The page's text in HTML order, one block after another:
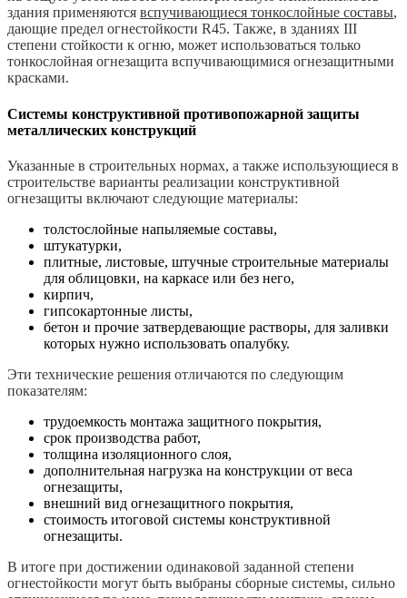
здания применяются вспучивающиеся тонкослойные составы,
дающие предел огнестойкости R45. Также, в зданиях III
степени стойкости к огню, может использоваться только
тонкослойная огнезащита вспучивающимися огнезащитными
красками.
Системы конструктивной противопожарной защиты
металлических конструкций
Указанные в строительных нормах, а также использующиеся в
строительстве варианты реализации конструктивной
огнезащиты включают следующие материалы:
толстослойные напыляемые составы,
штукатурки,
плитные, листовые, штучные строительные материалы
для облицовки, на каркасе или без него,
кирпич,
гипсокартонные листы,
бетон и прочие затвердевающие растворы, для заливки
которых нужно использовать опалубку.
Эти технические решения отличаются по следующим
показателям:
трудоемкость монтажа защитного покрытия,
срок производства работ,
толщина изоляционного слоя,
дополнительная нагрузка на конструкции от веса
огнезащиты,
внешний вид огнезащитного покрытия,
стоимость итоговой системы конструктивной
огнезащиты.
В итоге при достижении одинаковой заданной степени
огнестойкости могут быть выбраны сборные системы, сильно